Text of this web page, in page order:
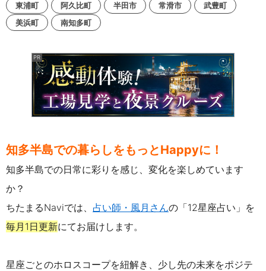
東浦町
阿久比町 半田市 常滑市
武豊町
美浜町
南知多町
知多半島での暮らしをもっとHappyに！
知多半島での日常に彩りを感じ、変化を楽しめています
か？
ちたまるNaviでは、 占い師・風月さんの「12星座占い」を
毎月1日更新にてお届けします。
星座ごとのホロスコープを紐解き、少し先の未来をポジテ